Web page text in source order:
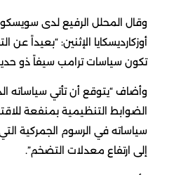
وقال المحلل الرفيع لدى
أوزكارديسكايا الإثنين: “بعيداً عن
تكون سياسات ترامب سيفاً ذو
وأضاف “يتوقع أن تأتي سياساته
الضوابط التنظيمية بمنفعة
سياساته في الرسوم الجمركية
إلى ارتفاع معدلات التضخم”.